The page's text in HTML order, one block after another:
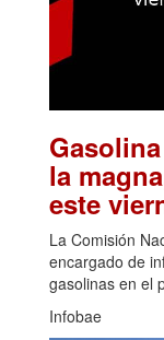
la
este
La Comisión
encargado de
gasolinas en el
Infobae